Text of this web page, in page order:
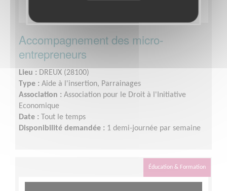
Accompagnement des micro-
entrepreneurs
Lieu : DREUX (28100)
Type : Aide à l'insertion, Parrainages
Association : Association pour le Droit à l'Initiative
Economique
Date :
Tout le temps
Disponibilité demandée : 1 demi-journée par semaine
Éducation & Formation